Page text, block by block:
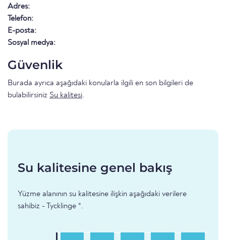
Adres:
Telefon:
E-posta:
Sosyal medya:
Güvenlik
Burada ayrıca aşağıdaki konularla ilgili en son bilgileri de
bulabilirsiniz Su kalitesi.
Su kalitesine genel bakış
Yüzme alanının su kalitesine ilişkin aşağıdaki verilere
sahibiz - Tycklinge *.